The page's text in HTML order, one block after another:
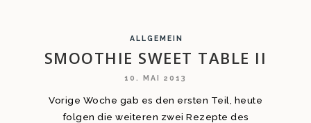
ALLGEMEIN
SMOOTHIE SWEET TABLE II
10. MAI 2013
Vorige Woche gab es den ersten Teil, heute
folgen die weiteren zwei Rezepte des